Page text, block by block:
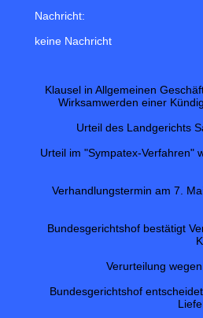
Nachricht:
keine Nachricht
Klausel in Allgemeinen
Wirksamwerden einer
Urteil des Landgerichts
Urteil im "Sympatex-Verfahren"
Verhandlungstermin am 7.
Bundesgerichtshof bestätigt
Verurteilung
Bundesgerichtshof